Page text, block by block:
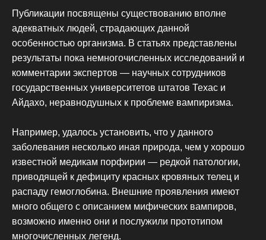
Публикации посвящены существованию вполне
адекватных людей, страдающих данной
особенностью организма. В статьях представлены
результаты пока немногочисленных исследований и
комментарии экспертов — научных сотрудников
государственных университетов штатов Техас и
Айдахо, неравнодушных к проблеме вампиризма.
Например, удалось установить, что у данного
заболевания несколько иная природа, чем у хорошо
известной медикам порфирии — редкой патологии,
приводящей к дефициту красных кровяных телец и
распаду гемоглобина. Внешние проявления имеют
много общего с описанием мифических вампиров,
возможно именно они и послужили прототипом
многочисленных легенд.